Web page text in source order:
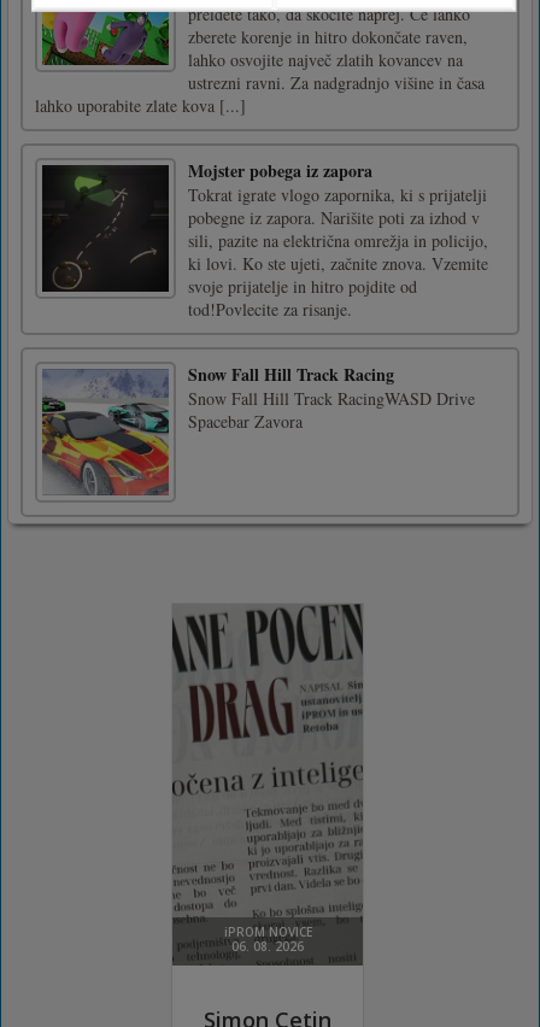
preidete tako, da skočite naprej. Če lahko
zberete korenje in hitro dokončate raven,
lahko osvojite največ zlatih kovancev na
ustrezni ravni. Za nadgradnjo višine in časa
lahko uporabite zlate kova [...]
Mojster pobega iz zapora
Tokrat igrate vlogo zapornika, ki s prijatelji
pobegne iz zapora. Narišite poti za izhod v
sili, pazite na električna omrežja in policijo,
ki lovi. Ko ste ujeti, začnite znova. Vzemite
svoje prijatelje in hitro pojdite od
tod!Povlecite za risanje.
Snow Fall Hill Track Racing
Snow Fall Hill Track RacingWASD Drive
Spacebar Zavora